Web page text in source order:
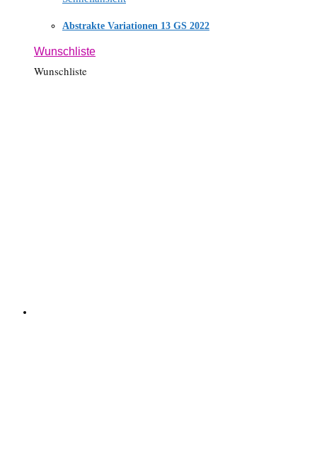
Abstrakte Variationen 13 GS 2022
Wunschliste
Wunschliste